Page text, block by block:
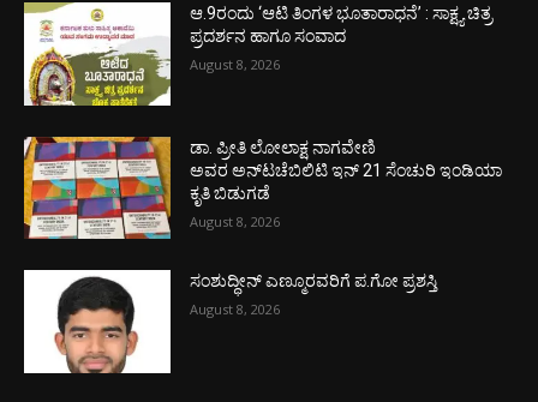
ಆ.9ರಂದು ‘ಆಟಿ ತಿಂಗಳ ಭೂತಾರಾಧನೆ’ : ಸಾಕ್ಷ್ಯ ಚಿತ್ರ
ಪ್ರದರ್ಶನ ಹಾಗೂ ಸಂವಾದ
August 8, 2026
ಡಾ. ಪ್ರೀತಿ ಲೋಲಾಕ್ಷ ನಾಗವೇಣಿ
ಅವರ ಅನ್‌ಟಚೆಬಿಲಿಟಿ ಇನ್ 21 ಸೆಂಚುರಿ ಇಂಡಿಯಾ
ಕೃತಿ ಬಿಡುಗಡೆ
August 8, 2026
ಸಂಶುದ್ಧೀನ್ ಎಣ್ಮೂರವರಿಗೆ ಪ.ಗೋ ಪ್ರಶಸ್ತಿ
August 8, 2026